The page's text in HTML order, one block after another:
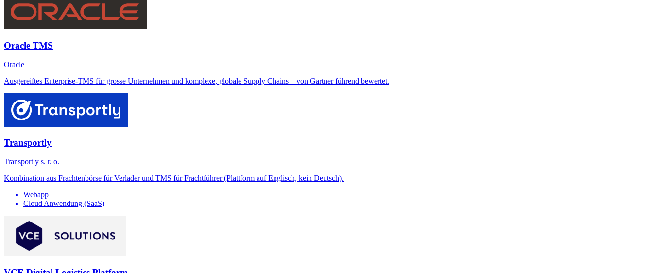
Oracle TMS
Oracle
Ausgereiftes Enterprise-TMS für grosse Unternehmen und komplexe, globale Supply Chains – von Gartner führend bewertet.
Transportly
Transportly s. r. o.
Kombination aus Frachtenbörse für Verlader und TMS für Frachtführer (Plattform auf Englisch, kein Deutsch).
Webapp
Cloud Anwendung (SaaS)